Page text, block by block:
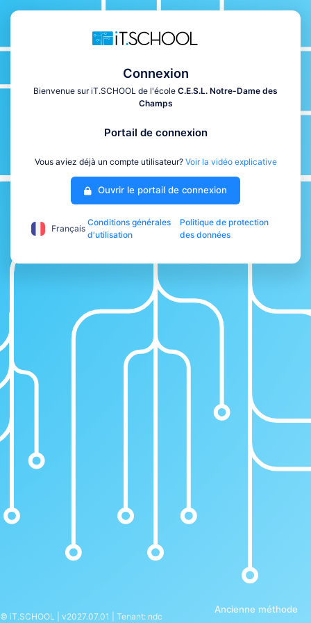
Connexion
Bienvenue sur iT.SCHOOL de l'école C.E.S.L. Notre-Dame des
Champs
Portail de connexion
Vous aviez déjà un compte utilisateur? Voir la vidéo explicative
Ouvrir le portail de connexion
Français
Conditions générales
d'utilisation
Politique de protection
des données
© iT.SCHOOL | v2027.07.01 | Tenant: ndc
Ancienne méthode